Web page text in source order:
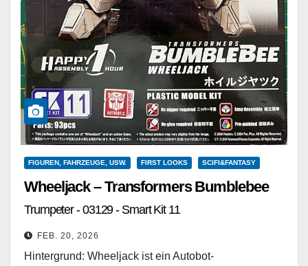
FIGUREN, FAHRZEUGE, USW. FIRST LOOKS SCIFI&FANTASY
Wheeljack – Transformers Bumblebee
Trumpeter - 03129 - Smart Kit 11
FEB. 20, 2026
Hintergrund: Wheeljack ist ein Autobot-